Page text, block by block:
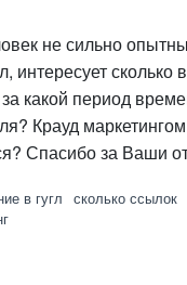
не сильно
интересует сколько
какой период
Крауд маркетингом
Спасибо за Ваши
в гугл сколько ссылок